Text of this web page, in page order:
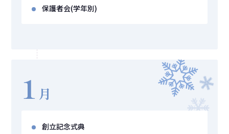
保護者会(学年別)
1 月
創立記念式典